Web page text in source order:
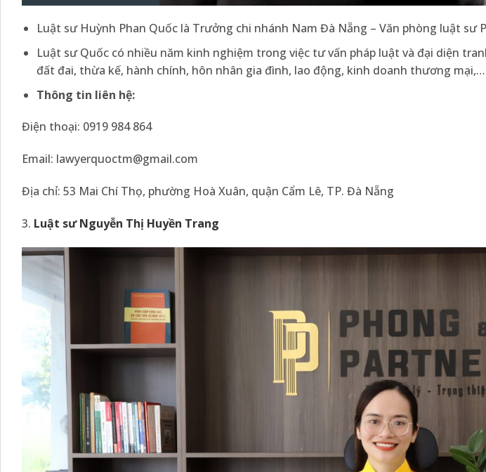
Luật sư Huỳnh Phan Quốc là Trưởng chi nhánh Nam Đà Nẵng – Văn phòng luật sư
Luật sư Quốc có nhiều năm kinh nghiệm trong việc tư vấn pháp luật và đại diện
đất đai, thừa kế, hành chính, hôn nhân gia đình, lao động, kinh doanh thương mại,…
Thông tin liên hệ:
Điện thoại: 0919 984 864
Email: lawyerquoctm@gmail.com
Địa chỉ: 53 Mai Chí Thọ, phường Hoà Xuân, quận Cẩm Lê, TP. Đà Nẵng
3. Luật sư Nguyễn Thị Huyền Trang